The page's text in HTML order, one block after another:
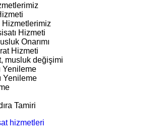
Hizmetlerimiz
Hizmeti
Onarımı
Hizmeti
musluk değişimi
Yenileme
Yenileme
Tamiri
hizmetleri